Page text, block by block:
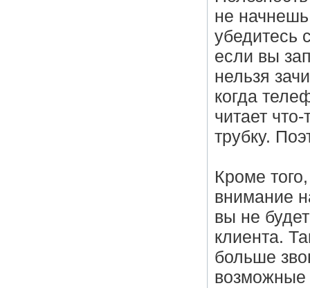
не
убедитесь
если вы
нельзя
когда
читает
трубку.
Кроме
внимание
вы не
клиента.
больше
возможные